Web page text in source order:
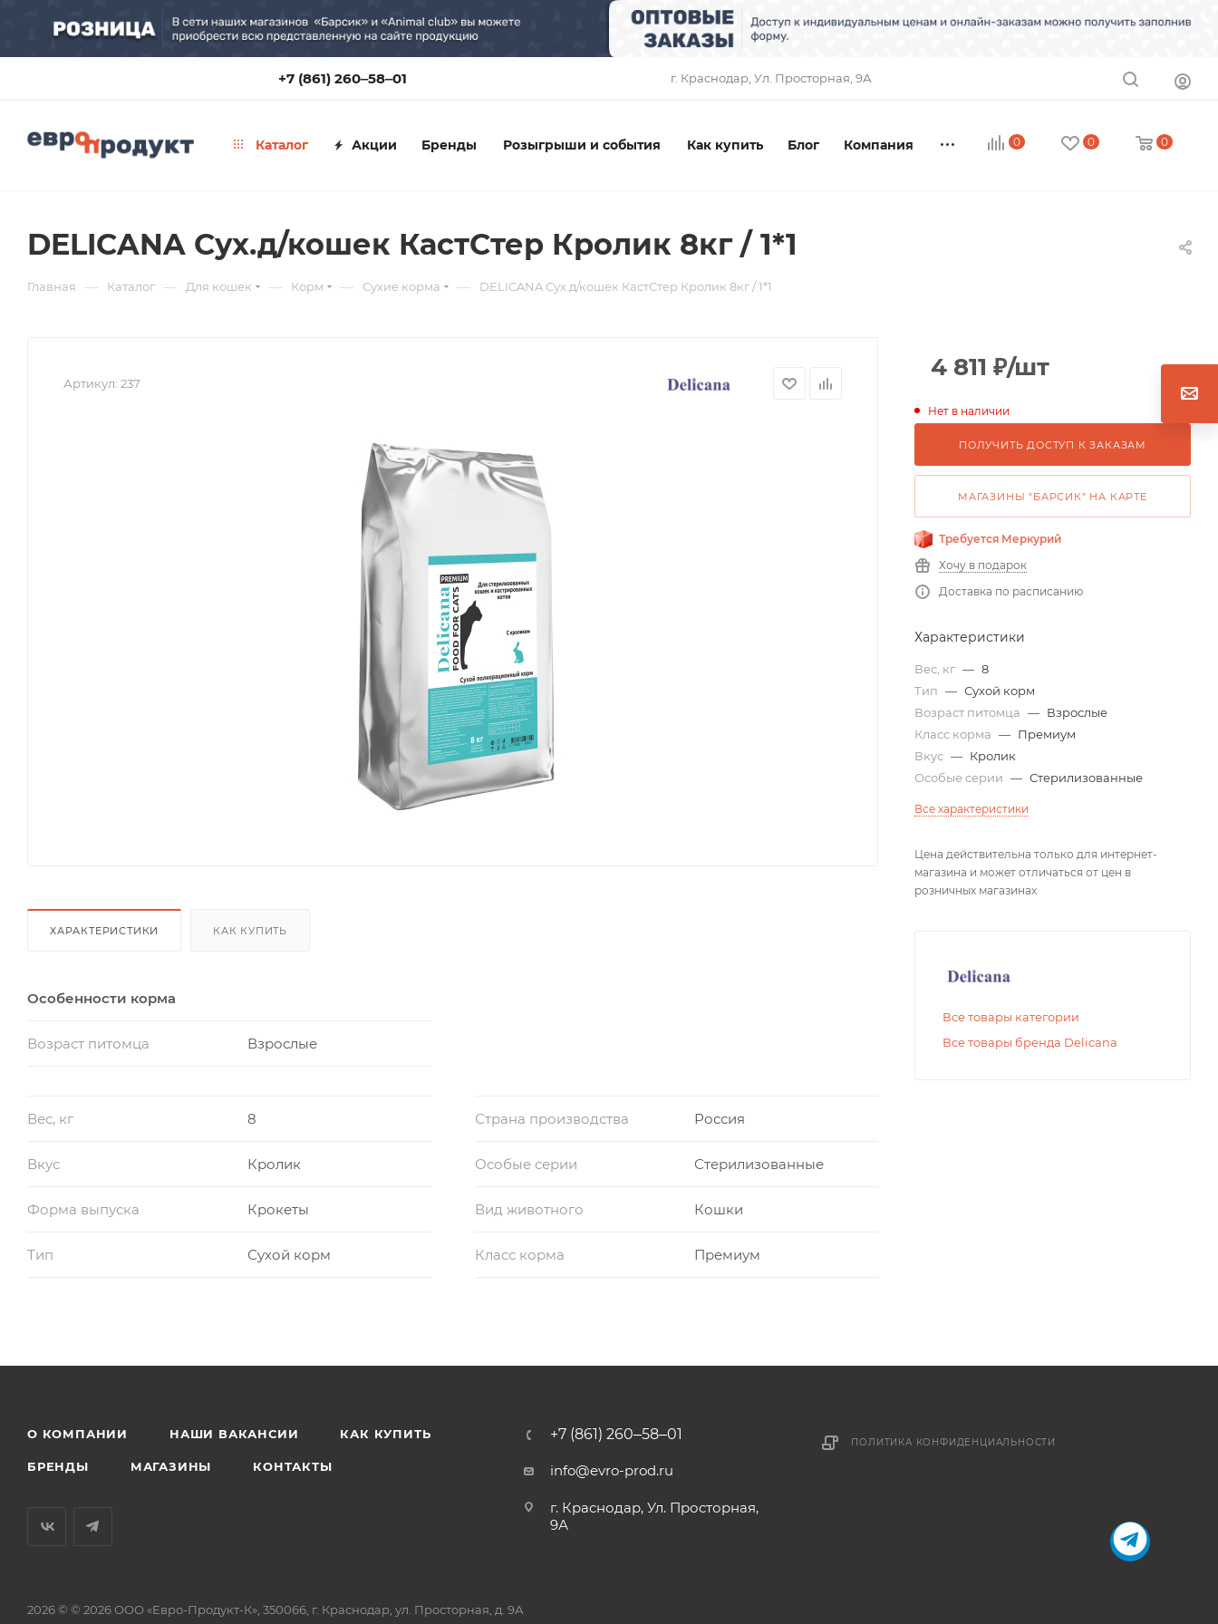
+7 (861) 260‒58‒01 г. Краснодар, ​Ул. Просторная, 9А
0 0 0
Каталог Акции Бренды Розыгрыши и события Как купить Блог Компания
DELICANA Сух.д/кошек КастСтер Кролик 8кг / 1*1
Главная — Каталог — Для кошек — Корм — Сухие корма — DELICANA Сух.д/кошек КастСтер Кролик 8кг / 1*1
Артикул: 237
ХАРАКТЕРИСТИКИ КАК КУПИТЬ
Особенности корма
Возраст питомца Взрослые
Вес, кг 8 Страна производства Россия
Вкус Кролик Особые серии Стерилизованные
Форма выпуска Крокеты Вид животного Кошки
Тип Сухой корм Класс корма Премиум
4 811 ₽/шт
Нет в наличии
ПОЛУЧИТЬ ДОСТУП К ЗАКАЗАМ
МАГАЗИНЫ "БАРСИК" НА КАРТЕ
Требуется Меркурий
Хочу в подарок
Доставка по расписанию
Характеристики
Вес, кг — 8
Тип — Сухой корм
Возраст питомца — Взрослые
Класс корма — Премиум
Вкус — Кролик
Особые серии — Стерилизованные
Все характеристики
Цена действительна только для интернет-
магазина и может отличаться от цен в
розничных магазинах
Все товары категории
Все товары бренда Delicana
О КОМПАНИИ НАШИ ВАКАНСИИ КАК КУПИТЬ
БРЕНДЫ МАГАЗИНЫ КОНТАКТЫ
+7 (861) 260‒58‒01
info@evro-prod.ru
г. Краснодар, ​Ул. Просторная,
9А
ПОЛИТИКА КОНФИДЕНЦИАЛЬНОСТИ
2026 © © 2026 ООО «Евро-Продукт-К», 350066, г. Краснодар, ул. Просторная, д. 9А